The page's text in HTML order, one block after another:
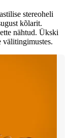
stereoheli
kõlarit.
nähtud. Ükski
välitingimustes.